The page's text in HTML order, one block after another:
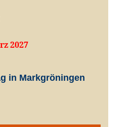
2027
in Markgröningen